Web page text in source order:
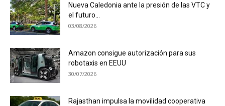
Nueva Caledonia ante la presión de las VTC y
el futuro...
03/08/2026
Amazon consigue autorización para sus
robotaxis en EEUU
30/07/2026
Rajasthan impulsa la movilidad cooperativa